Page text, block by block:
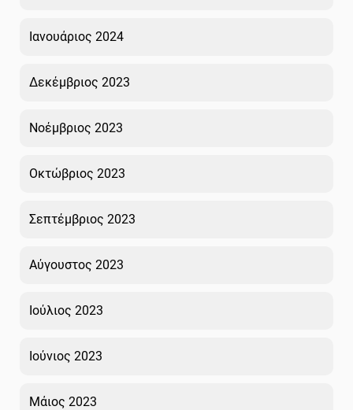
Ιανουάριος 2024
Δεκέμβριος 2023
Νοέμβριος 2023
Οκτώβριος 2023
Σεπτέμβριος 2023
Αύγουστος 2023
Ιούλιος 2023
Ιούνιος 2023
Μάιος 2023